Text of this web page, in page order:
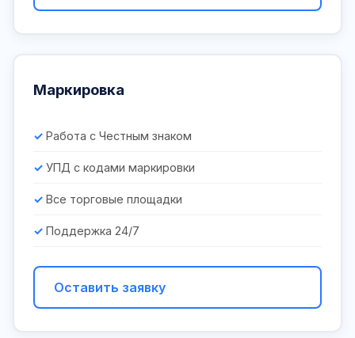
Маркировка
Работа с Честным знаком
УПД с кодами маркировки
Все торговые площадки
Поддержка 24/7
Оставить заявку